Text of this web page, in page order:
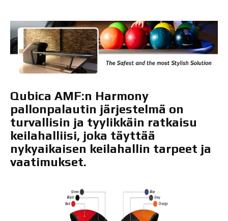
Qubica AMF:n Harmony
pallonpalautin järjestelmä on
turvallisin ja tyylikkäin ratkaisu
keilahalliisi, joka täyttää
nykyaikaisen keilahallin tarpeet ja
vaatimukset.